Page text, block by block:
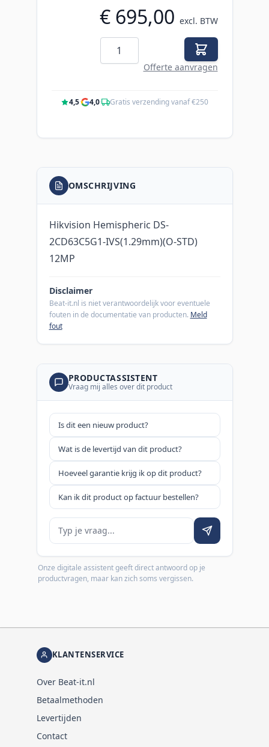
€ 695,00 excl. BTW
Aantal
Offerte aanvragen
4,5· 4,0· Gratis verzending vanaf €250
OMSCHRIJVING
Hikvision Hemispheric DS-
2CD63C5G1-IVS(1.29mm)(O-STD)
12MP
Disclaimer
Beat-it.nl is niet verantwoordelijk voor eventuele
fouten in de documentatie van producten. Meld
fout
PRODUCTASSISTENT
Vraag mij alles over dit product
Is dit een nieuw product?
Wat is de levertijd van dit product?
Hoeveel garantie krijg ik op dit product?
Kan ik dit product op factuur bestellen?
Je vraag
Onze digitale assistent geeft direct antwoord op je
productvragen, maar kan zich soms vergissen.
KLANTENSERVICE
Over Beat-it.nl
Betaalmethoden
Levertijden
Contact